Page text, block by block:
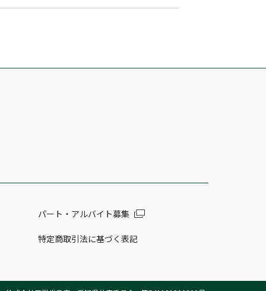
パート・アルバイト募集
特定商取引法に基づく表記